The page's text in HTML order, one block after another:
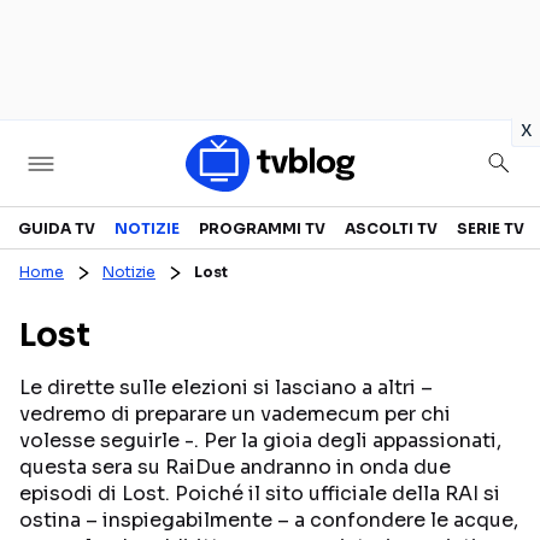
x
Televisione
CANALI TV
PROGRAMMI TV
PERSONAGGI TV
REALITY SHOW
FICTION
Streaming
GUIDA TV NOTIZIE PROGRAMMI TV ASCOLTI TV SERIE TV
Home Notizie Lost
Lost
Le dirette sulle elezioni si lasciano a altri –
vedremo di preparare un vademecum per chi
volesse seguirle -. Per la gioia degli appassionati,
questa sera su RaiDue andranno in onda due
episodi di Lost. Poiché il sito ufficiale della RAI si
ostina – inspiegabilmente – a confondere le acque,